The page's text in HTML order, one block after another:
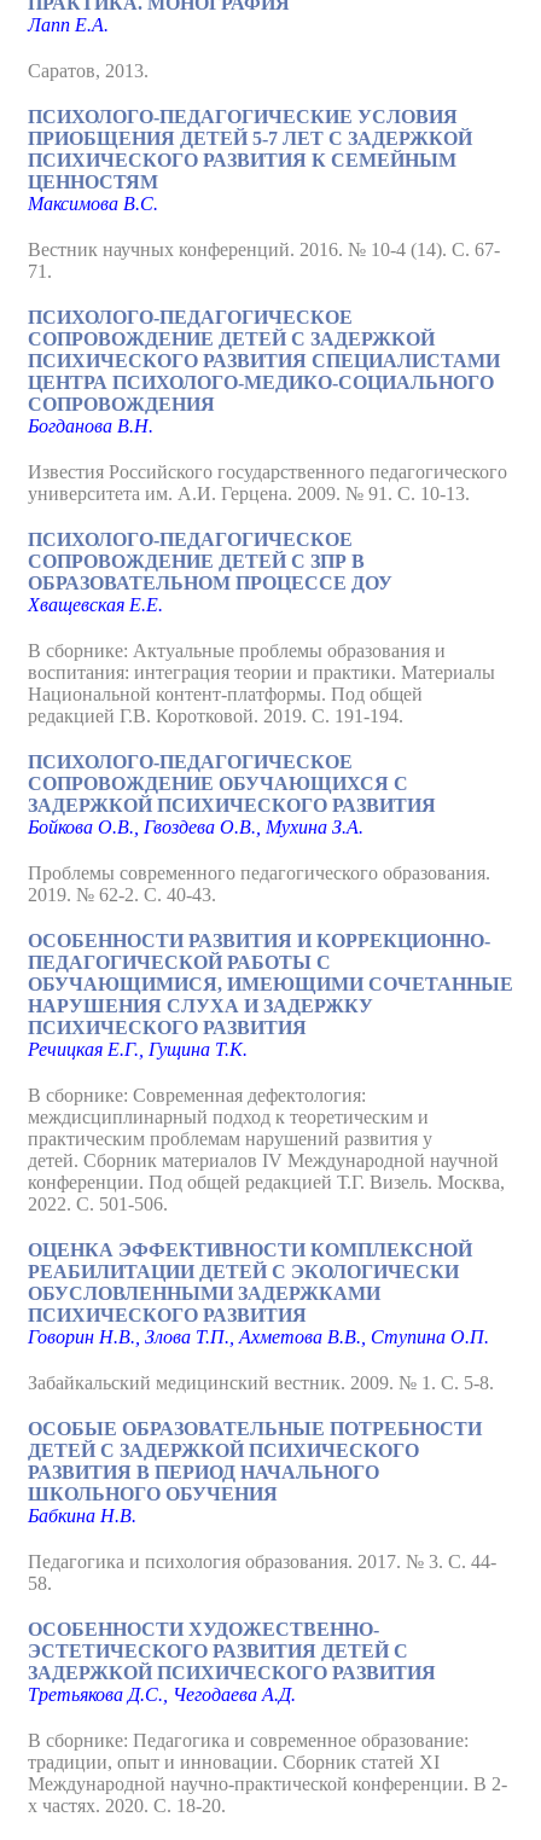
Лапп Е.А.
Саратов, 2013.
ПСИХОЛОГО-ПЕДАГОГИЧЕСКИЕ УСЛОВИЯ
ПРИОБЩЕНИЯ ДЕТЕЙ 5-7 ЛЕТ С ЗАДЕРЖКОЙ
ПСИХИЧЕСКОГО РАЗВИТИЯ К СЕМЕЙНЫМ
ЦЕННОСТЯМ
Максимова В.С.
Вестник научных конференций. 2016. № 10-4 (14). С. 67-
71.
ПСИХОЛОГО-ПЕДАГОГИЧЕСКОЕ
СОПРОВОЖДЕНИЕ ДЕТЕЙ С ЗАДЕРЖКОЙ
ПСИХИЧЕСКОГО РАЗВИТИЯ СПЕЦИАЛИСТАМИ
ЦЕНТРА ПСИХОЛОГО-МЕДИКО-СОЦИАЛЬНОГО
СОПРОВОЖДЕНИЯ
Богданова В.Н.
Известия Российского государственного педагогического
университета им. А.И. Герцена. 2009. № 91. С. 10-13.
ПСИХОЛОГО-ПЕДАГОГИЧЕСКОЕ
СОПРОВОЖДЕНИЕ ДЕТЕЙ С ЗПР В
ОБРАЗОВАТЕЛЬНОМ ПРОЦЕССЕ ДОУ
Хващевская Е.Е.
В сборнике: Актуальные проблемы образования и
воспитания: интеграция теории и практики. Материалы
Национальной контент-платформы. Под общей
редакцией Г.В. Коротковой. 2019. С. 191-194.
ПСИХОЛОГО-ПЕДАГОГИЧЕСКОЕ
СОПРОВОЖДЕНИЕ ОБУЧАЮЩИХСЯ С
ЗАДЕРЖКОЙ ПСИХИЧЕСКОГО РАЗВИТИЯ
Бойкова О.В., Гвоздева О.В., Мухина З.А.
Проблемы современного педагогического образования.
2019. № 62-2. С. 40-43.
ОСОБЕННОСТИ РАЗВИТИЯ И КОРРЕКЦИОННО-
ПЕДАГОГИЧЕСКОЙ РАБОТЫ С
ОБУЧАЮЩИМИСЯ, ИМЕЮЩИМИ СОЧЕТАННЫЕ
НАРУШЕНИЯ СЛУХА И ЗАДЕРЖКУ
ПСИХИЧЕСКОГО РАЗВИТИЯ
Речицкая Е.Г., Гущина Т.К.
В сборнике: Современная дефектология:
междисциплинарный подход к теоретическим и
практическим проблемам нарушений развития у
детей. Сборник материалов IV Международной научной
конференции. Под общей редакцией Т.Г. Визель. Москва,
2022. С. 501-506.
ОЦЕНКА ЭФФЕКТИВНОСТИ КОМПЛЕКСНОЙ
РЕАБИЛИТАЦИИ ДЕТЕЙ С ЭКОЛОГИЧЕСКИ
ОБУСЛОВЛЕННЫМИ ЗАДЕРЖКАМИ
ПСИХИЧЕСКОГО РАЗВИТИЯ
Говорин Н.В., Злова Т.П., Ахметова В.В., Ступина О.П.
Забайкальский медицинский вестник. 2009. № 1. С. 5-8.
ОСОБЫЕ ОБРАЗОВАТЕЛЬНЫЕ ПОТРЕБНОСТИ
ДЕТЕЙ С ЗАДЕРЖКОЙ ПСИХИЧЕСКОГО
РАЗВИТИЯ В ПЕРИОД НАЧАЛЬНОГО
ШКОЛЬНОГО ОБУЧЕНИЯ
Бабкина Н.В.
Педагогика и психология образования. 2017. № 3. С. 44-
58.
ОСОБЕННОСТИ ХУДОЖЕСТВЕННО-
ЭСТЕТИЧЕСКОГО РАЗВИТИЯ ДЕТЕЙ С
ЗАДЕРЖКОЙ ПСИХИЧЕСКОГО РАЗВИТИЯ
Третьякова Д.С., Чегодаева А.Д.
В сборнике: Педагогика и современное образование:
традиции, опыт и инновации. Сборник статей XI
Международной научно-практической конференции. В 2-
х частях. 2020. С. 18-20.